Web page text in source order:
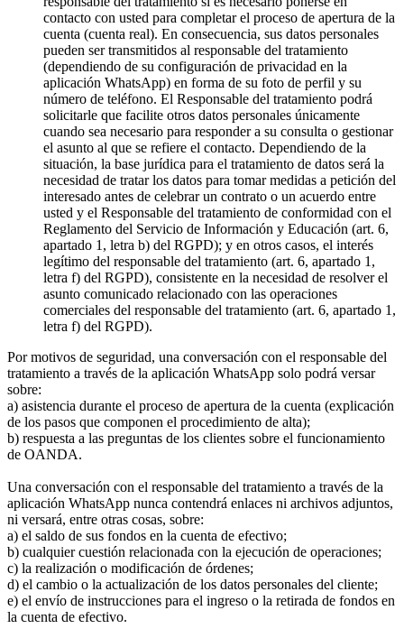
contacto con usted para completar el proceso de apertura de la
cuenta (cuenta real). En consecuencia, sus datos personales
pueden ser transmitidos al responsable del tratamiento
(dependiendo de su configuración de privacidad en la
aplicación WhatsApp) en forma de su foto de perfil y su
número de teléfono. El Responsable del tratamiento podrá
solicitarle que facilite otros datos personales únicamente
cuando sea necesario para responder a su consulta o gestionar
el asunto al que se refiere el contacto. Dependiendo de la
situación, la base jurídica para el tratamiento de datos será la
necesidad de tratar los datos para tomar medidas a petición del
interesado antes de celebrar un contrato o un acuerdo entre
usted y el Responsable del tratamiento de conformidad con el
Reglamento del Servicio de Información y Educación (art. 6,
apartado 1, letra b) del RGPD); y en otros casos, el interés
legítimo del responsable del tratamiento (art. 6, apartado 1,
letra f) del RGPD), consistente en la necesidad de resolver el
asunto comunicado relacionado con las operaciones
comerciales del responsable del tratamiento (art. 6, apartado 1,
letra f) del RGPD).
Por motivos de seguridad, una conversación con el responsable del
tratamiento a través de la aplicación WhatsApp solo podrá versar
sobre:
a) asistencia durante el proceso de apertura de la cuenta (explicación
de los pasos que componen el procedimiento de alta);
b) respuesta a las preguntas de los clientes sobre el funcionamiento
de OANDA.
Una conversación con el responsable del tratamiento a través de la
aplicación WhatsApp nunca contendrá enlaces ni archivos adjuntos,
ni versará, entre otras cosas, sobre:
a) el saldo de sus fondos en la cuenta de efectivo;
b) cualquier cuestión relacionada con la ejecución de operaciones;
c) la realización o modificación de órdenes;
d) el cambio o la actualización de los datos personales del cliente;
e) el envío de instrucciones para el ingreso o la retirada de fondos en
la cuenta de efectivo.